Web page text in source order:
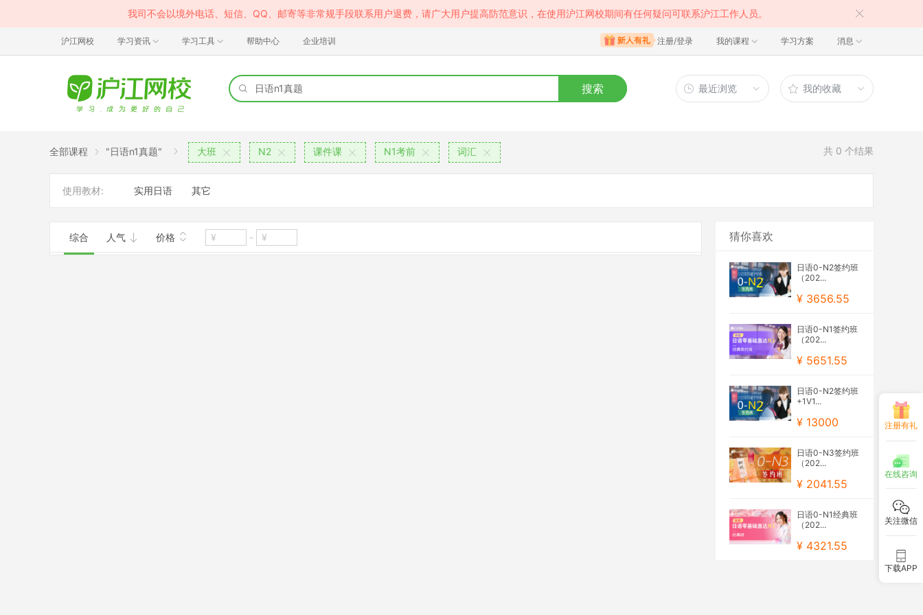
我司不会以境外电话、短信、QQ、邮寄等非常规手段联系用户退费，请广大用户提高防范意识，在使用沪江网校期间有任何疑问可联系沪江工作人员。
沪江网校 学习资讯 学习工具 帮助中心 企业培训 注册/登录 我的课程 学习方案 消息
搜索 最近浏览 我的收藏
全部课程 "日语n1真题" 大班 N2 课件课 N1考前 词汇 共 0 个结果
使用教材: 实用日语 其它
综合 人气 价格 - 猜你喜欢
日语0-N2签约班
（202...
¥ 3656.55
日语0-N1签约班
（202...
¥ 5651.55
日语0-N2签约班
+1V1...
¥ 13000
日语0-N3签约班
（202...
¥ 2041.55
日语0-N1经典班
（202...
¥ 4321.55
注册有礼
在线咨询
关注微信
下载APP